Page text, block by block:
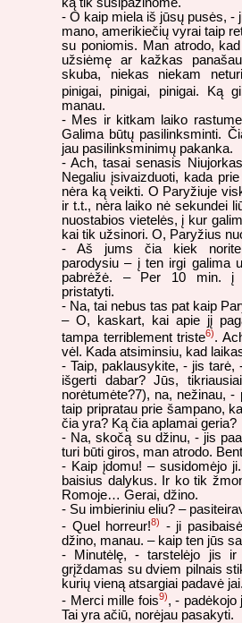
ką tik susipažinome.
- O kaip miela iš jūsų pusės, -
mano, amerikiečių vyrai taip
su poniomis. Man atrodo,
užsiėmę ar kažkas
skuba, niekas niekam
pinigai, pinigai, pinigai. Ką
manau.
- Mes ir kitkam laiko
Galima būtų pasilinksminti.
jau pasilinksminimų pakanka.
- Ach, tasai senasis
Negaliu įsivaizduoti, kada
nėra ką veikti. O Paryžiuje
ir t.t., nėra laiko nė sekundei
nuostabios vietelės, į kur
kai tik užsinori. O, Paryžius
- Aš jums čia kiek norite
parodysiu – į ten irgi galima
pabrėžė. – Per 10 min. į
pristatyti.
- Na, tai nebus tas pat kaip
– O, kaskart, kai apie jį
tampa terriblement triste6).
vėl. Kada atsiminsiu, kad
- Taip, paklausykite, - jis tarė,
išgerti dabar? Jūs,
norėtumėte?7), na, nežinau, -
taip pripratau prie šampano,
čia yra? Ką čia aplamai geria?
- Na, skočą su džinu, - jis
turi būti giros, man atrodo.
- Kaip įdomu! – susidomėjo
baisius dalykus. Ir ko tik
Romoje… Gerai, džino.
- Su imbieriniu eliu? –
- Quel horreur!8)
- ji
džino, manau. – kaip ten jūs
- Minutėlę, - tarstelėjo jis ir
grįždamas su dviem pilnais
kurių vieną atsargiai padavė jai.
- Merci mille fois9), - padėkojo
Tai yra ačiū, norėjau pasakyti.